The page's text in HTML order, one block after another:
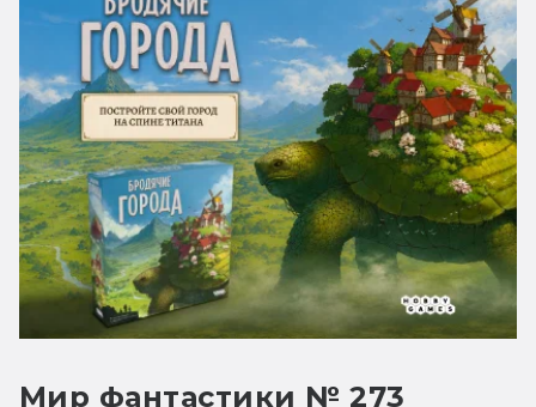
Мир фантастики № 273